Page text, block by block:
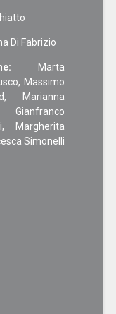
Di Fabrizio
Marta
Massimo
Marianna
Margherita
Simonelli